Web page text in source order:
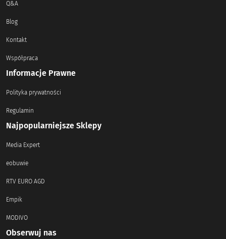
Q&A
Blog
Kontakt
Współpraca
Informacje Prawne
Polityka prywatności
Regulamin
Najpopularniejsze Sklepy
Media Expert
eobuwie
RTV EURO AGD
Empik
MODIVO
Obserwuj nas